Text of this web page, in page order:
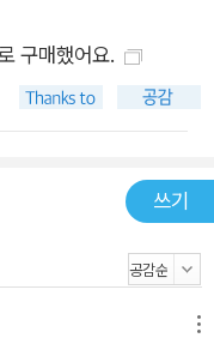
구매했어요.
쓰기